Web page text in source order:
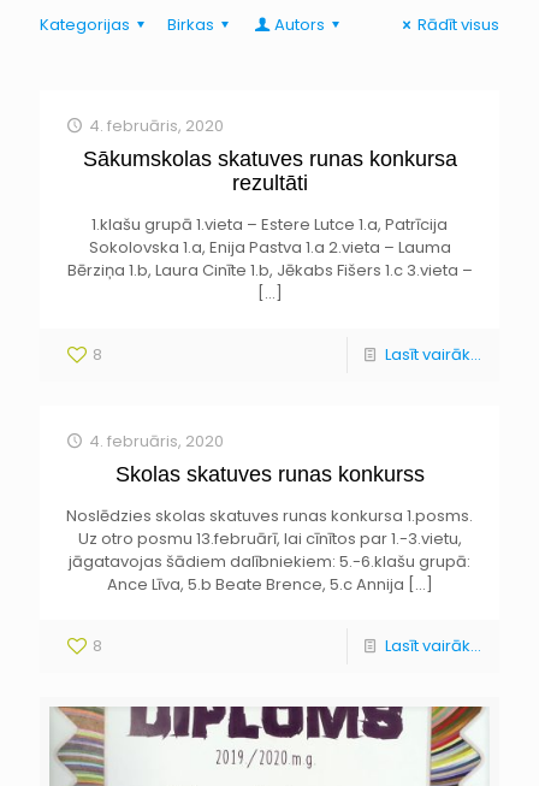
Kategorijas Birkas Autors Rādīt visus
4. februāris, 2020
Sākumskolas skatuves runas konkursa
rezultāti
1.klašu grupā 1.vieta – Estere Lutce 1.a, Patrīcija
Sokolovska 1.a, Enija Pastva 1.a 2.vieta – Lauma
Bērziņa 1.b, Laura Cinīte 1.b, Jēkabs Fišers 1.c 3.vieta –
[…]
8 Lasīt vairāk...
4. februāris, 2020
Skolas skatuves runas konkurss
Noslēdzies skolas skatuves runas konkursa 1.posms.
Uz otro posmu 13.februārī, lai cīnītos par 1.-3.vietu,
jāgatavojas šādiem dalībniekiem: 5.-6.klašu grupā:
Ance Līva, 5.b Beate Brence, 5.c Annija […]
8 Lasīt vairāk...